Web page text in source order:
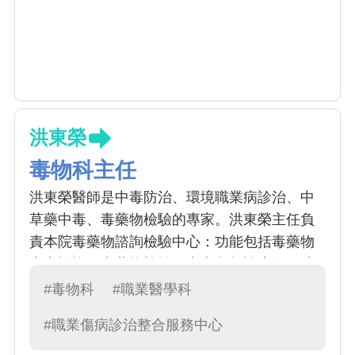
洪東榮
毒物科主任
洪東榮醫師是中毒防治、環境職業病診治、中
草藥中毒、毒藥物檢驗的專家。洪東榮主任負
責本院毒藥物諮詢檢驗中心：功能包括毒藥物
加護治療，並針對各種本土性中毒，例如中草
統網路 。本中心目前提供農藥、有機溶劑、重
#毒物科 #職業醫學科
#職業傷病診治整合服務中心